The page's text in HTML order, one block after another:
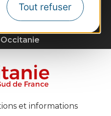
Tout refuser
et informations